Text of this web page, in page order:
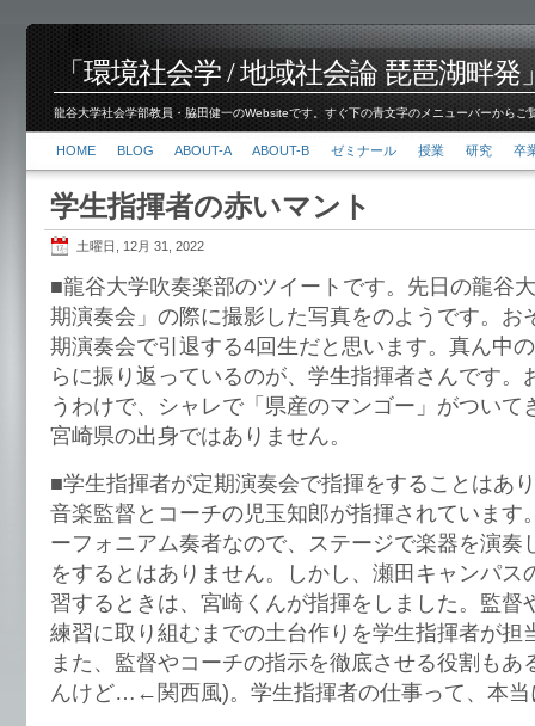
「環境社会学 / 地域社会論 琵琶湖畔発
龍谷大学社会学部教員・脇田健一のWebsiteです。すぐ下の青文字のメニューバーから
HOME BLOG ABOUT-A ABOUT-B ゼミナール 授業 研究 卒
学生指揮者の赤いマント
土曜日, 12月 31, 2022
■龍谷大学吹奏楽部のツイートです。先日の龍谷
期演奏会」の際に撮影した写真をのようです。お
期演奏会で引退する4回生だと思います。真ん中
らに振り返っているのが、学生指揮者さんです。
うわけで、シャレで「県産のマンゴー」がついて
宮崎県の出身ではありません。
■学生指揮者が定期演奏会で指揮をすることはあ
音楽監督とコーチの児玉知郎が指揮されています
ーフォニアム奏者なので、ステージで楽器を演奏
をするとはありません。しかし、瀬田キャンパス
習するときは、宮崎くんが指揮をしました。監督
練習に取り組むまでの土台作りを学生指揮者が担
また、監督やコーチの指示を徹底させる役割もあ
んけど…←関西風)。学生指揮者の仕事って、本当